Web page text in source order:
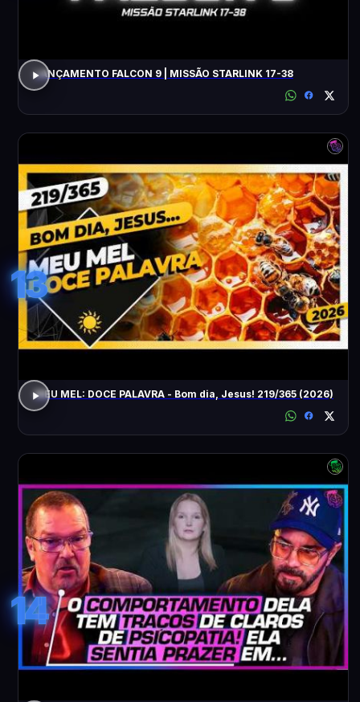
LANÇAMENTO FALCON 9 | MISSÃO STARLINK 17-38
13
MEU MEL: DOCE PALAVRA - Bom dia, Jesus! 219/365 (2026)
14